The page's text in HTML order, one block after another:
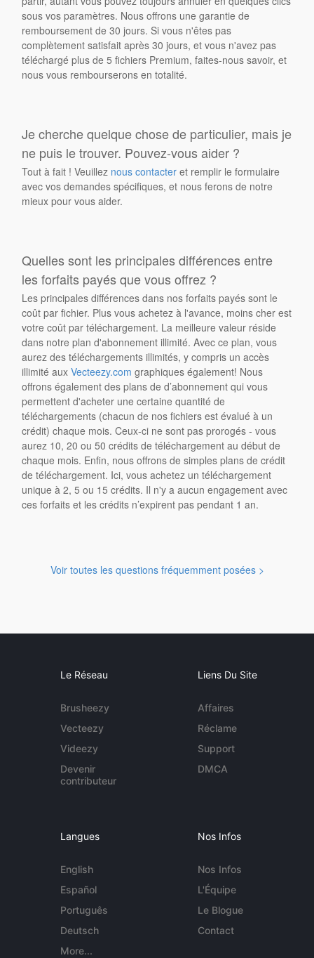
sous vos paramètres. Nous offrons une garantie de
remboursement de 30 jours. Si vous n'êtes pas
complètement satisfait après 30 jours, et vous n'avez pas
téléchargé plus de 5 fichiers Premium, faites-nous savoir, et
nous vous rembourserons en totalité.
Je cherche quelque chose de particulier, mais je
ne puis le trouver. Pouvez-vous aider ?
Tout à fait ! Veuillez nous contacter et remplir le formulaire
avec vos demandes spécifiques, et nous ferons de notre
mieux pour vous aider.
Quelles sont les principales différences entre
les forfaits payés que vous offrez ?
Les principales différences dans nos forfaits payés sont le
coût par fichier. Plus vous achetez à l'avance, moins cher est
votre coût par téléchargement. La meilleure valeur réside
dans notre plan d'abonnement illimité. Avec ce plan, vous
aurez des téléchargements illimités, y compris un accès
illimité auxVecteezy.com graphiques également! Nous
offrons également des plans de d’abonnement qui vous
permettent d'acheter une certaine quantité de
téléchargements (chacun de nos fichiers est évalué à un
crédit) chaque mois. Ceux-ci ne sont pas prorogés - vous
aurez 10, 20 ou 50 crédits de téléchargement au début de
chaque mois. Enfin, nous offrons de simples plans de crédit
de téléchargement. Ici, vous achetez un téléchargement
unique à 2, 5 ou 15 crédits. Il n'y a aucun engagement avec
ces forfaits et les crédits n’expirent pas pendant 1 an.
Voir toutes les questions fréquemment posées >
Le Réseau
Brusheezy
Vecteezy
Videezy
Devenir
contributeur
Liens Du Site
Affaires
Réclame
Support
DMCA
Langues
English
Español
Português
Deutsch
More...
Nos Infos
Nos Infos
L'Équipe
Le Blogue
Contact